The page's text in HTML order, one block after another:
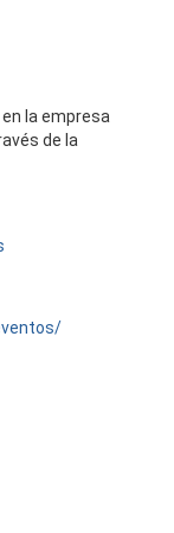
la empresa
de la